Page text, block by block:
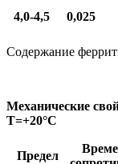
4,0-4,5
0,025
Содержание
Механические
T=+20°С
Предел